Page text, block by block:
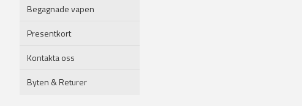
Begagnade vapen
Presentkort
Kontakta oss
Byten & Returer